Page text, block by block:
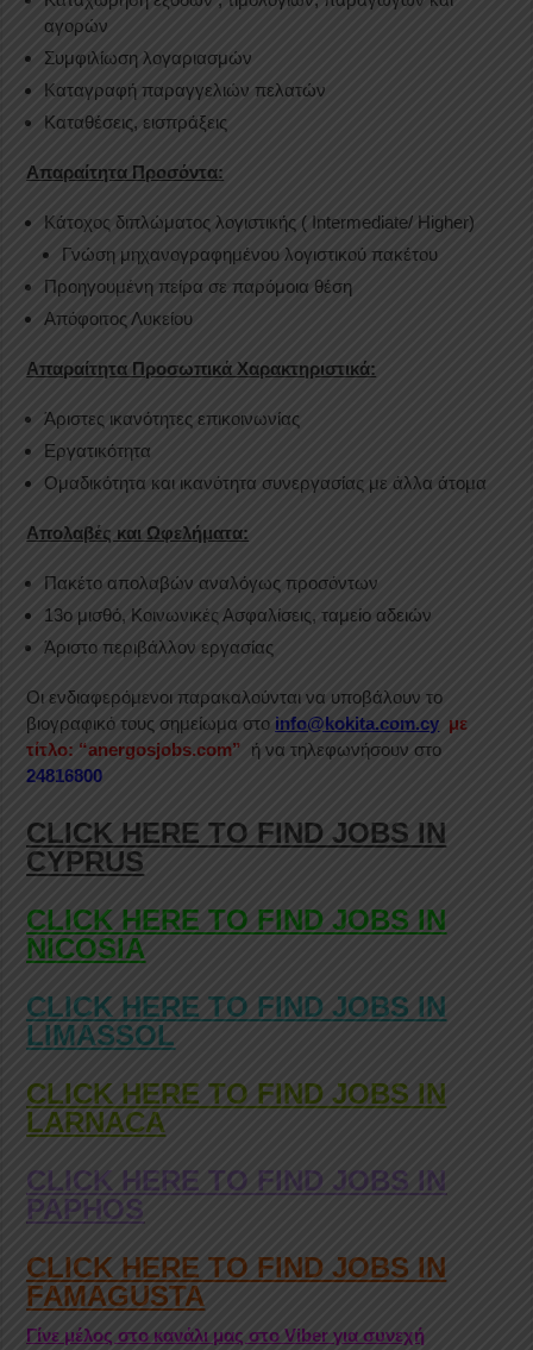
αγορών
Συμφιλίωση λογαριασμών
Καταγραφή παραγγελιών πελατών
Καταθέσεις, εισπράξεις
Απαραίτητα Προσόντα:
Κάτοχος διπλώματος λογιστικής ( Intermediate/ Higher)
Γνώση μηχανογραφημένου λογιστικού πακέτου
Προηγουμένη πείρα σε παρόμοια θέση
Απόφοιτος Λυκείου
Απαραίτητα Προσωπικά Χαρακτηριστικά:
Άριστες ικανότητες επικοινωνίας
Εργατικότητα
Ομαδικότητα και ικανότητα συνεργασίας με άλλα άτομα
Απολαβές και Ωφελήματα:
Πακέτο απολαβών αναλόγως προσόντων
13ο μισθό, Κοινωνικές Ασφαλίσεις, ταμείο αδειών
Άριστο περιβάλλον εργασίας
Οι ενδιαφερόμενοι παρακαλούνται να υποβάλουν το
βιογραφικό τους σημείωμα στο info@kokita.com.cy με
τίτλο: “anergosjobs.com” ή να τηλεφωνήσουν στο
24816800
CLICK HERE TO FIND JOBS IN
CYPRUS
CLICK HERE TO FIND JOBS IN
NICOSIA
CLICK HERE TO FIND JOBS IN
LIMASSOL
CLICK HERE TO FIND JOBS IN
LARNACA
CLICK HERE TO FIND JOBS IN
PAPHOS
CLICK HERE TO FIND JOBS IN
FAMAGUSTA
Γίνε μέλος στο κανάλι μας στο Viber για συνεχή